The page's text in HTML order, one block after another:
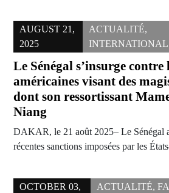
AUGUST 21,
2025
ACTUALITÉ,
INTERNATIONAL
Le Sénégal s’insurge contre
américaines visant des
dont son ressortissant
Niang
DAKAR, le 21 août 2025– Le Sénégal
récentes sanctions imposées par les
OCTOBER 03,
ACTUALITÉ,